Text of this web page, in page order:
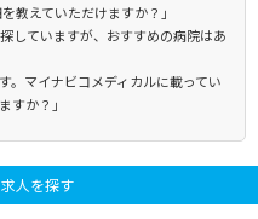
教えていただけますか？」
していますが、おすすめの病院はあ
。マイナビコメディカルに載ってい
か？」
人を探す